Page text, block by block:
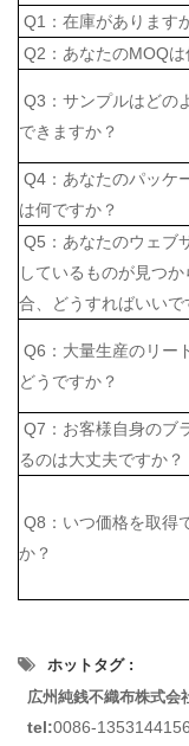
Q1：在庫があります
Q2：あなたのMOQは
Q3：サンプルはどの
できますか？
Q4：あなたのパッケ
は何ですか？
Q5：あなたのウェブ
しているものが見つ
合、どうすればいいで
Q6：大量生産のリー
どうですか？
Q7：お客様自身のブ
るのは大丈夫ですか？
Q8：いつ価格を取得
か？
ホットタグ :
広州純銭不織布株式会
tel:0086-